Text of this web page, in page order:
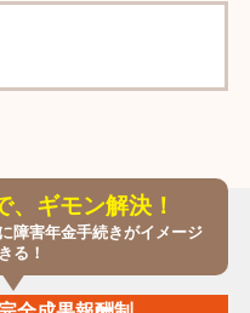
、ギモン解決！
障害年金手続きがイメージ
る！